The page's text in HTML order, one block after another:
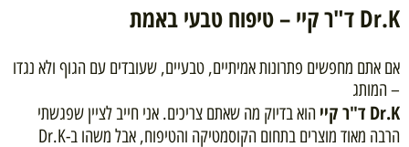
Dr.K ד"ר קיי – טיפוח טבעי באמת
אם אתם מחפשים פתרונות אמיתיים, טבעיים, שעובדים עם הגוף ולא נגדו
– המותג
Dr.K ד"ר קיי
הוא בדיוק מה שאתם צריכים. אני חייב לציין שפגשתי
הרבה מאוד מוצרים בתחום הקוסמטיקה והטיפוח, אבל משהו ב-Dr.K